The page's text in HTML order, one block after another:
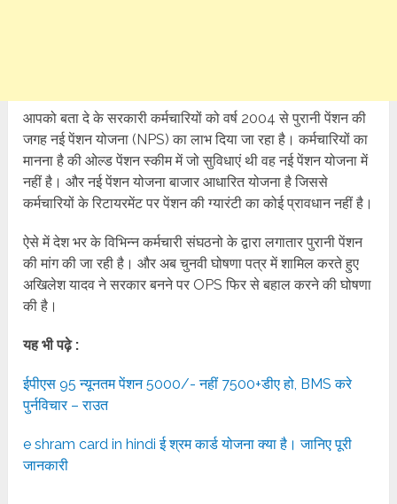
आपको बता दे के सरकारी कर्मचारियों को वर्ष 2004 से पुरानी पेंशन की
जगह नई पेंशन योजना (NPS) का लाभ दिया जा रहा है। कर्मचारियों का
मानना है की ओल्ड पेंशन स्कीम में जो सुविधाएं थी वह नई पेंशन योजना में
नहीं है। और नई पेंशन योजना बाजार आधारित योजना है जिससे
कर्मचारियों के रिटायरमेंट पर पेंशन की ग्यारंटी का कोई प्रावधान नहीं है।
ऐसे में देश भर के विभिन्न कर्मचारी संघठनो के द्वारा लगातार पुरानी पेंशन
की मांग की जा रही है। और अब चुनवी घोषणा पत्र में शामिल करते हुए
अखिलेश यादव ने सरकार बनने पर OPS फिर से बहाल करने की घोषणा
की है।
यह भी पढ़े :
ईपीएस 95 न्यूनतम पेंशन 5000/- नहीं 7500+डीए हो, BMS करे
पुर्नविचार – राउत
e shram card in hindi ई श्रम कार्ड योजना क्या है। जानिए पूरी
जानकारी